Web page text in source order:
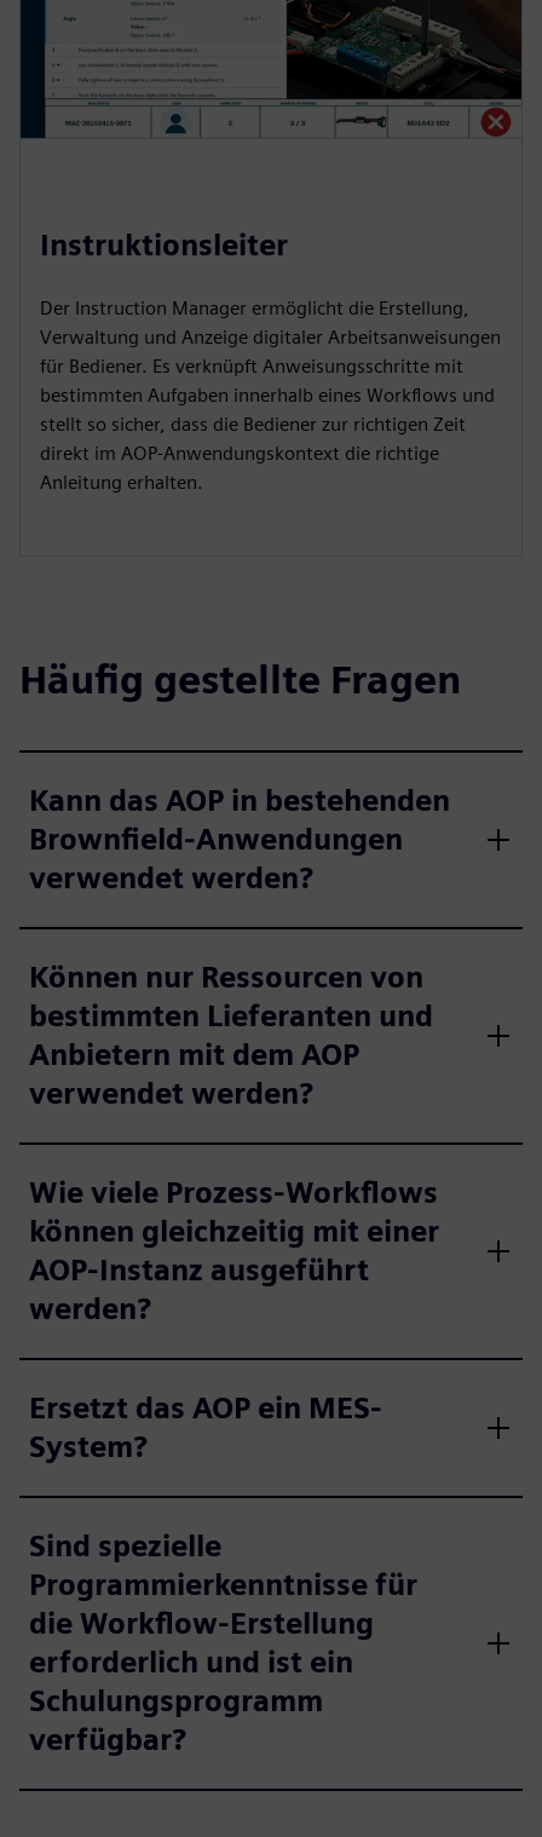
Instruktionsleiter
Der Instruction Manager ermöglicht die Erstellung,
Verwaltung und Anzeige digitaler Arbeitsanweisungen
für Bediener. Es verknüpft Anweisungsschritte mit
bestimmten Aufgaben innerhalb eines Workflows und
stellt so sicher, dass die Bediener zur richtigen Zeit
direkt im AOP-Anwendungskontext die richtige
Anleitung erhalten.
Häufig gestellte Fragen
Kann das AOP in bestehenden
Brownfield-Anwendungen
verwendet werden?
Können nur Ressourcen von
bestimmten Lieferanten und
Anbietern mit dem AOP
verwendet werden?
Wie viele Prozess-Workflows
können gleichzeitig mit einer
AOP-Instanz ausgeführt
werden?
Ersetzt das AOP ein MES-
System?
Sind spezielle
Programmierkenntnisse für
die Workflow-Erstellung
erforderlich und ist ein
Schulungsprogramm
verfügbar?